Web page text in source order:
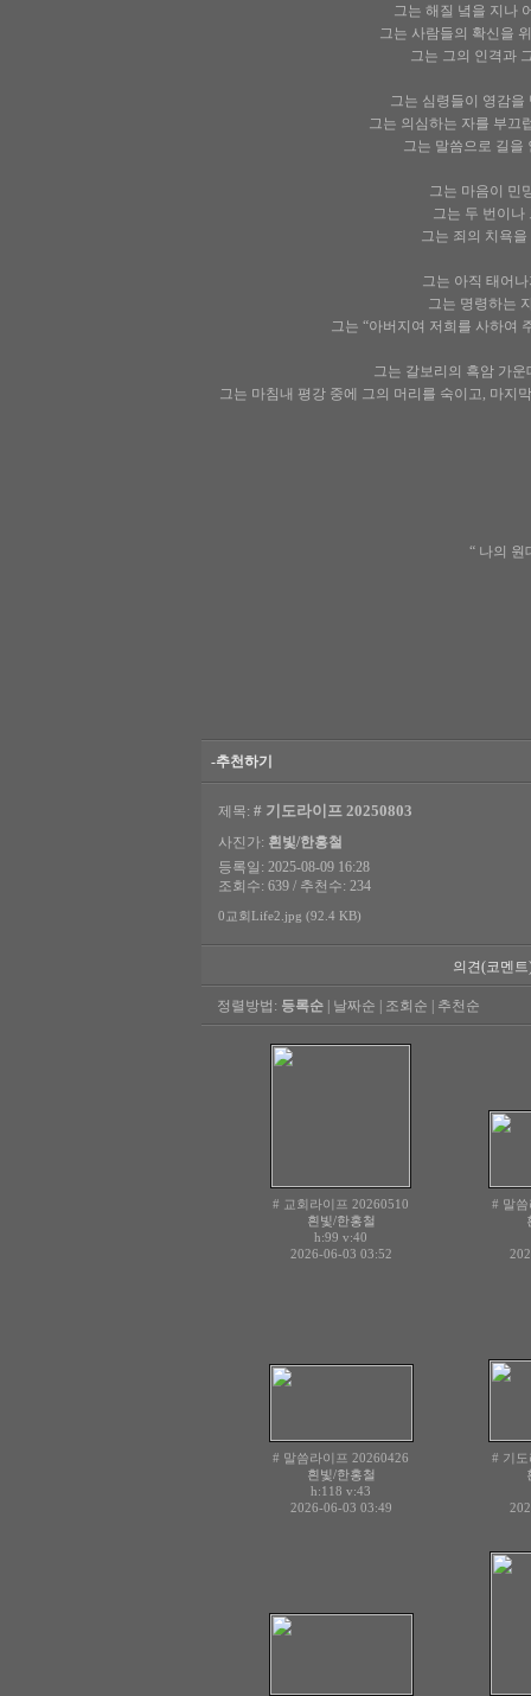
그는 해질 녘을 지나
그는 사람들의 확신을
그는 그의 인격과
그는 심령들이 영감을
그는 의심하는 자를 부끄
그는 말씀으로 길을
그는 마음이 민
그는 두 번이나
그는 죄의 치욕
그는 아직 태어
그는 명령하는
그는 “아버지여 저희를 사하여
그는 갈보리의 흑암 가
그는 마침내 평강 중에 그의 머리를 숙이고, 마지
“ 나의 원
-추천하기
제목: # 기도라이프 20250803
사진가: 흰빛/한홍철
등록일: 2025-08-09 16:28
조회수: 639 / 추천수: 234
0교회Life2.jpg (92.4 KB)
의견(코멘
정렬방법: 등록순 날짜순 조회순 추천순
# 교회라이프 20260510
흰빛/한홍철
h:99 v:40
2026-06-03 03:52
# 말
# 말씀라이프 20260426
흰빛/한홍철
h:118 v:43
2026-06-03 03:49
# 기